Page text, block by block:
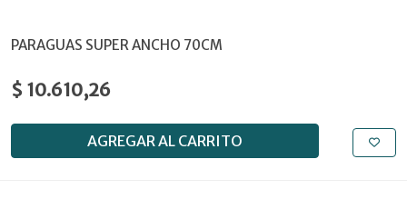
PARAGUAS SUPER ANCHO 70CM
$ 10.610,26
AGREGAR AL CARRITO